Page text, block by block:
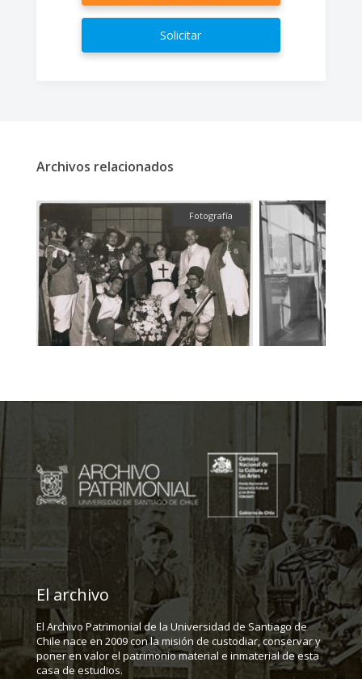
Solicitar
Archivos relacionados
Fotografía
El archivo
El Archivo Patrimonial de la Universidad de Santiago de
Chile nace en 2009 con la misión de custodiar, conservar y
poner en valor el patrimonio material e inmaterial de esta
casa de estudios.